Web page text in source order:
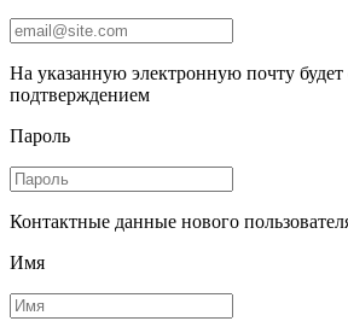
На указанную электронную почту
подтверждением
Пароль
Контактные данные нового
Имя